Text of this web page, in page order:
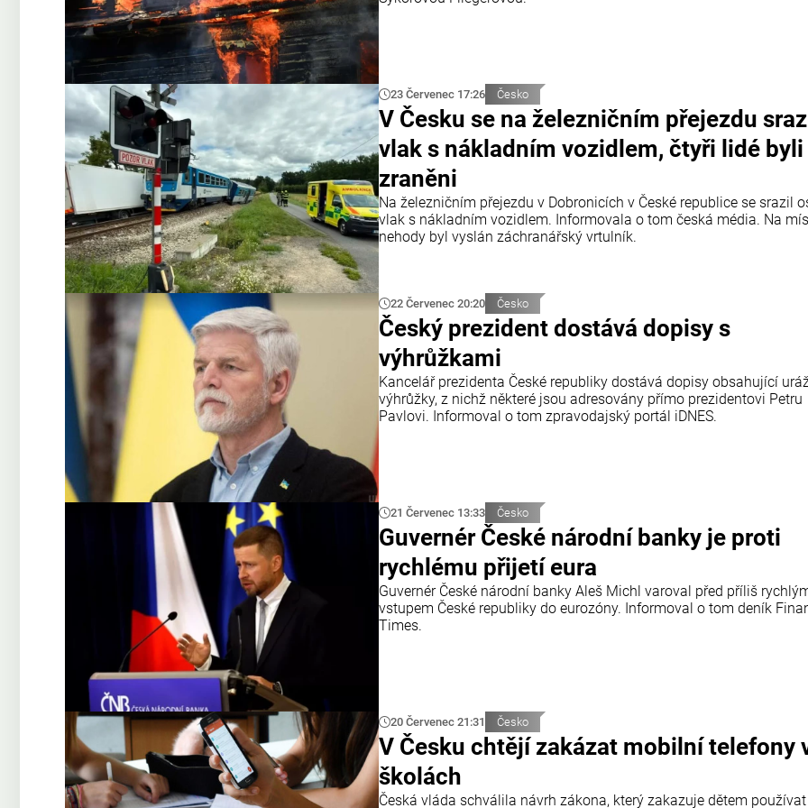
23 Červenec 17:26 Česko
V Česku se na železničním přejezdu
vlak s nákladním vozidlem, čtyři lidé byli
zraněni
Na železničním přejezdu v Dobronicích v České republice se srazil
vlak s nákladním vozidlem. Informovala o tom česká média. Na
nehody byl vyslán záchranářský vrtulník.
22 Červenec 20:20 Česko
Český prezident dostává dopisy s
výhrůžkami
Kancelář prezidenta České republiky dostává dopisy obsahující
výhrůžky, z nichž některé jsou adresovány přímo prezidentovi Petru
Pavlovi. Informoval o tom zpravodajský portál iDNES.
21 Červenec 13:33 Česko
Guvernér České národní banky je proti
rychlému přijetí eura
Guvernér České národní banky Aleš Michl varoval před příliš
vstupem České republiky do eurozóny. Informoval o tom deník
Times.
20 Červenec 21:31 Česko
V Česku chtějí zakázat mobilní telefony
školách
Česká vláda schválila návrh zákona, který zakazuje dětem používat